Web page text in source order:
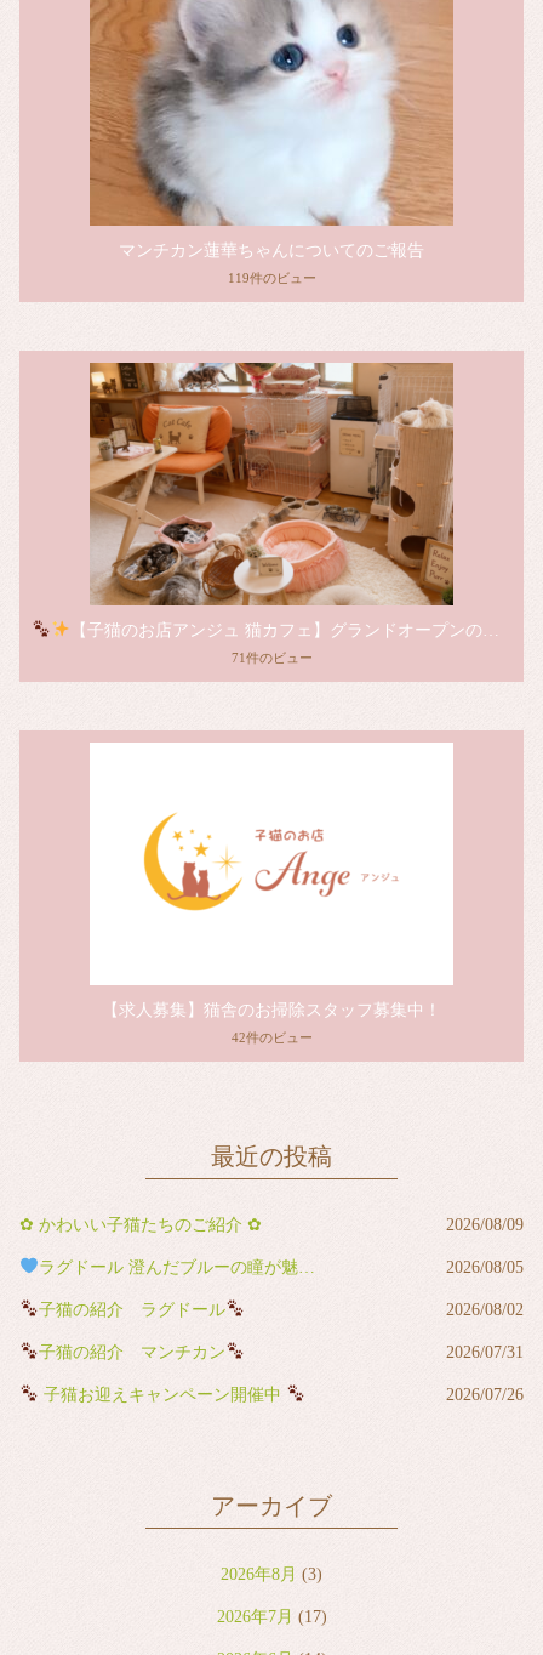
マンチカン蓮華ちゃんについてのご報告
119件のビュー
【子猫のお店アンジュ 猫カフェ】グランドオープンのお知らせ
71件のビュー
【求人募集】猫舎のお掃除スタッフ募集中！
42件のビュー
最近の投稿
✿ かわいい子猫たちのご紹介 ✿ 2026/08/09
ラグドール 澄んだブルーの瞳が魅力の男の子 2026/08/05
子猫の紹介 ラグドール 2026/08/02
子猫の紹介 マンチカン 2026/07/31
子猫お迎えキャンペーン開催中 2026/07/26
アーカイブ
2026年8月 (3)
2026年7月 (17)